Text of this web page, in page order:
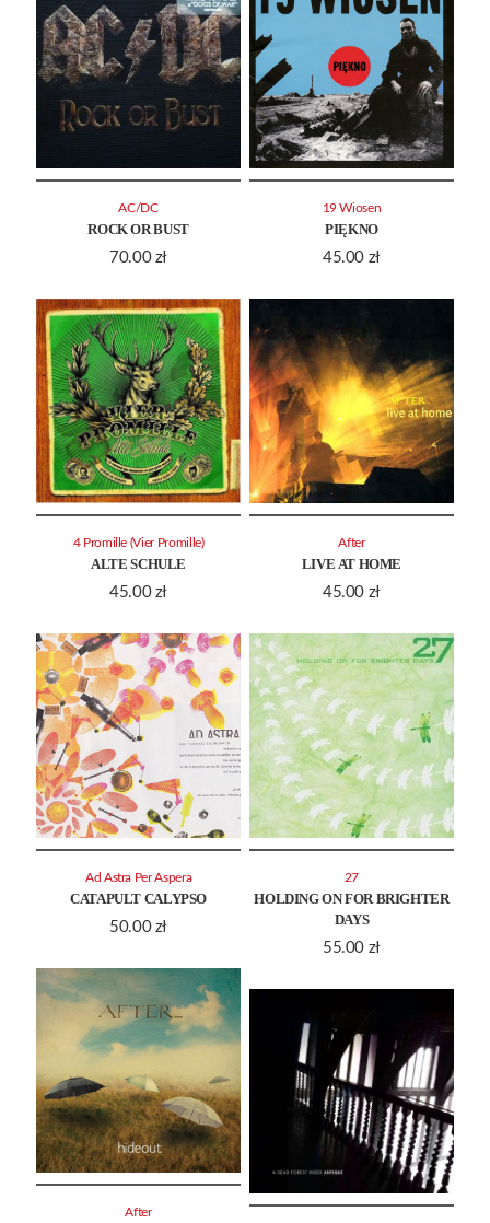
ROCK OR BUST
70.00 zł
AC/DC
PIĘKNO
45.00 zł
19 Wiosen
ALTE SCHULE
45.00 zł
4 Promille (Vier Promille)
LIVE AT HOME
45.00 zł
After
CATAPULT CALYPSO
50.00 zł
Ad Astra Per Aspera
HOLDING ON FOR BRIGHTER
DAYS
55.00 zł
27
After